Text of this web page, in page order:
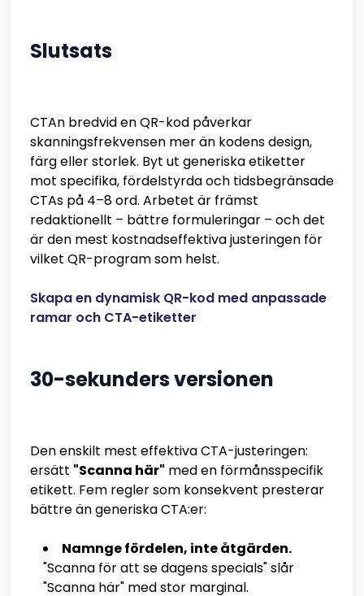
Slutsats
CTAn bredvid en QR-kod påverkar
skanningsfrekvensen mer än kodens design,
färg eller storlek. Byt ut generiska etiketter
mot specifika, fördelstyrda och tidsbegränsade
CTAs på 4–8 ord. Arbetet är främst
redaktionellt – bättre formuleringar – och det
är den mest kostnadseffektiva justeringen för
vilket QR-program som helst.
Skapa en dynamisk QR-kod med anpassade
ramar och CTA-etiketter
30-sekunders versionen
Den enskilt mest effektiva CTA-justeringen:
ersätt "Scanna här" med en förmånsspecifik
etikett. Fem regler som konsekvent presterar
bättre än generiska CTA:er:
Namnge fördelen, inte åtgärden.
"Scanna för att se dagens specials" slår
"Scanna här" med stor marginal.